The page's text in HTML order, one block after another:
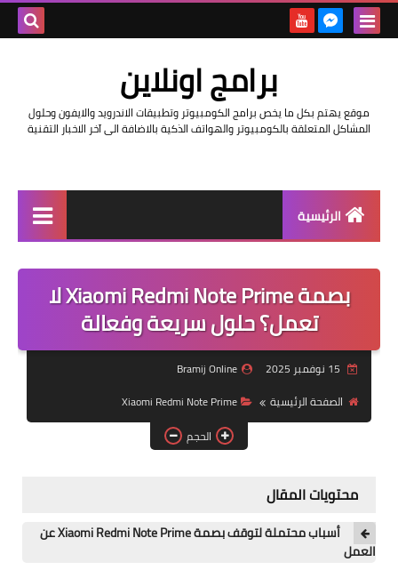
برامج اونلاين
موقع يهتم بكل ما يخص برامج الكومبيوتر وتطبيقات الاندرويد والايفون وحلول
المشاكل المتعلقة بالكومبيوتر والهواتف الذكية بالاضافة الى آخر الاخبار التقنية
الرئيسية
مراجعات
حماية
اندرويد
آيفون
ويندوز
بصمة Xiaomi Redmi Note Prime لا
تعمل؟ حلول سريعة وفعالة
Bramij Online
الصفحة الرئيسية
Xiaomi Redmi Note Prime
الحجم
محتويات المقال
أسباب محتملة لتوقف بصمة Xiaomi Redmi Note Prime عن
العمل